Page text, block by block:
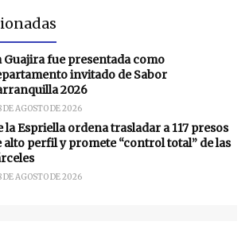
Guajira fue presentada como
invitado de Sabor
2026
DE AGOSTO DE 2026
la Espriella ordena trasladar a 117 presos
alto perfil y promete “control total” de las
DE AGOSTO DE 2026